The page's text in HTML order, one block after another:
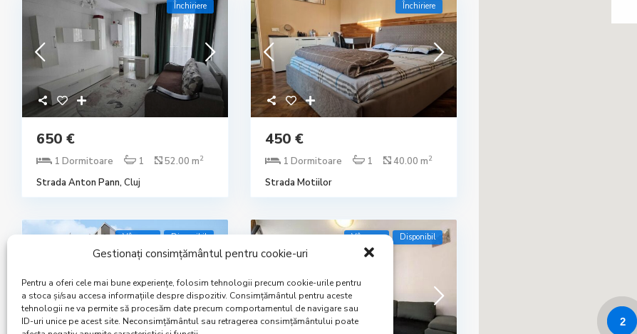
Gestionați consimțământul pentru cookie-uri
Pentru a oferi cele mai bune experiențe, folosim tehnologii precum cookie-urile pentru
a stoca și/sau accesa informațiile despre dispozitiv. Consimțământul pentru aceste
tehnologii ne va permite să procesăm date precum comportamentul de navigare sau
ID-uri unice pe acest site. Neconsimțământul sau retragerea consimțământului poate
2
Închiriere
650 €
1 Dormitoare 1 52.00 m2
Strada Anton Pann, Cluj
Închiriere
450 €
1 Dormitoare 1 40.00 m2
Strada Motiilor
Vânzare Disponibil Vânzare Disponibil